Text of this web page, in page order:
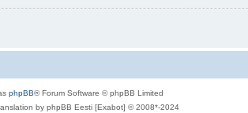
phpBB® Forum Software © phpBB Limited
by phpBB Eesti [Exabot] © 2008*-2024